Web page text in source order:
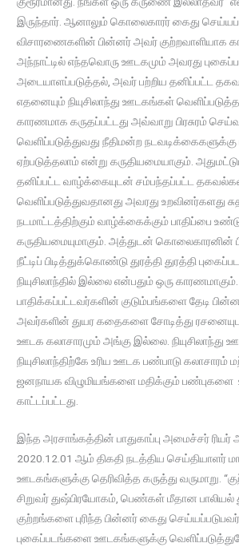
இருந்தார். ஆனாலும் கொலைகாரர் கைது
விசாரணைகளின் பின்னர் அவர் குற்றவாளியாக
அந்நாட்டில் எந்தவொரு ஊடகமும் அவரது
அடையாளப்படுத்தல், அவர் பற்றிய தனிப்பட்ட
எதனையும் நியுசிலாந்து ஊடகங்கள்
காரணமாக கருதப்பட்டது அவ்வாறு பிரசுரம்
வெளிப்படுத்துவது நீதிமன்ற நடவடிக்கைகளுக்கு
ஏற்படுத்தலாம் என்று கருதியமையாகும்.
தனிப்பட்ட வாழ்க்கையுடன் சம்பந்தப்பட்ட
வெளிப்படுத்துவதானது அவரது உறவினர்களது
நடமாட்டத்திற்கும் வாழ்க்கைக்கும் பாதிப்பை
கருதியமையுமாகும். அத்துடன்
நீட்டிப் பிடித்துக்கொண்டு துரத்தி துரத்தி
நியுசிலாந்தில் இல்லை என்பதும் ஒரு காரணமாகும்.
பாதிக்கப்பட்டவர்களின் குடும்பங்களை தேடி
அவர்களின் துயர கதைகளை சோடித்து
ஊடக கலாசாரமும் அங்கு இல்லை. நியுசிலாந்து
நியுசிலாந்திற்கே உரிய ஊடக பண்பாடு கலாசாரம்
ஜனநாயக விழுமியங்களை மதிக்கும் பண்புகளை
காட்டப்பட்டது.
இந்த அரசாங்கத்தின் பாதுகாப்பு அமைச்சர் ரியர்
2020.12.01 ஆம் திகதி நடத்திய செய்தியாளர்
ஊடகங்களுக்கு தெரிவித்த கருத்து வருமாறு.
சிறுவர் துஷ்பிரயோகம், பெண்கள் மீதான
குற்றங்களை புரிந்த பின்னர் கைது
புகைப்படங்களை ஊடகங்களுக்கு